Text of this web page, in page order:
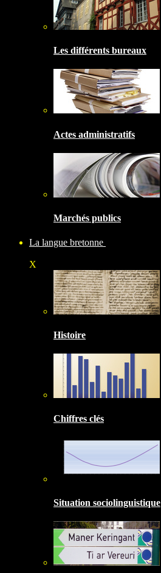
Les différents bureaux
Actes administratifs
Marchés publics
La langue bretonne
X
Histoire
Chiffres clés
Situation sociolinguistique